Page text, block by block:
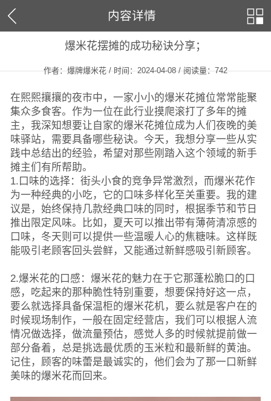
内容详情
爆米花摆摊的成功秘诀分享；
作者：爆牌爆米花 / 时间：2024-04-08 / 阅读量：742
在熙熙攘攘的夜市中，一家小小的爆米花摊位常常能聚
集众多食客。作为一位在此行业摸爬滚打了多年的摊
主，我深知想要让自家的爆米花摊位成为人们夜晚的美
味驿站，需要具备哪些秘诀。今天，我想分享一些从实
践中总结出的经验，希望对那些刚踏入这个领域的新手
摊主们有所帮助。
1.口味的选择：街头小食的竞争异常激烈，而爆米花作
为一种经典的小吃，它的口味多样化至关重要。我的建
议是，始终保持几款经典口味的同时，根据季节和节日
推出限定风味。比如，夏天可以推出带有薄荷清凉感的
口味，冬天则可以提供一些温暖人心的焦糖味。这样既
能吸引老顾客回头尝鲜，又能通过新鲜感吸引新顾客。
2.爆米花的口感：爆米花的魅力在于它那蓬松脆口的口
感，吃起来的那种脆性特别重要，想要保持好这一点，
要么就选择具备保温柜的爆米花机，要么就是客户在的
时候现场制作，一般在固定经营店，我们可以根据人流
情况做选择，做流量预估，感觉人多的时候就提前做一
部分备着，总是挑选最优质的玉米粒和最新鲜的黄油。
记住，顾客的味蕾是最诚实的，他们会为了那一口新鲜
美味的爆米花而回来。